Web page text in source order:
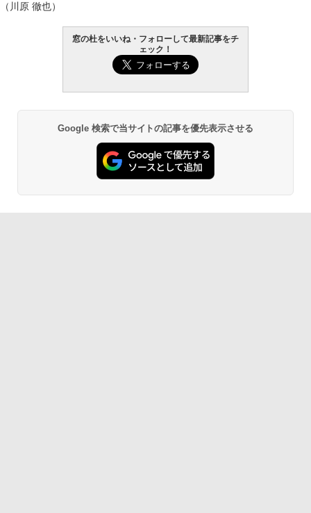
（川原 徹也）
窓の杜をいいね・フォローして最新記事をチ
ェック！
Google 検索で当サイトの記事を優先表示させる